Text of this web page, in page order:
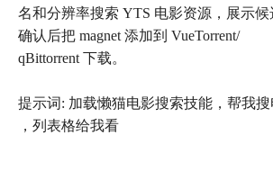
名和分辨率搜索 YTS 电影资源，展示
确认后把 magnet 添加到 VueTorrent/
qBittorrent 下载。
提示词: 加载懒猫电影搜索技能，帮我
，列表格给我看